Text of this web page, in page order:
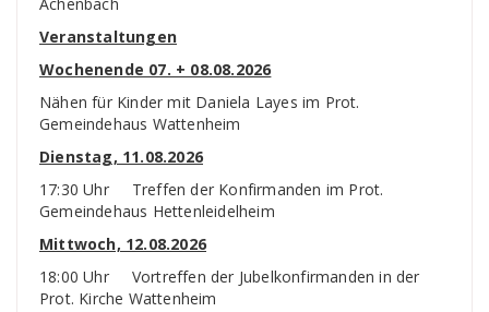
Veranstaltungen
Wochenende 07. + 08.08.2026
Nähen für Kinder mit Daniela Layes im Prot.
Gemeindehaus Wattenheim
Dienstag, 11.08.2026
17:30 Uhr Treffen der Konfirmanden im Prot.
Gemeindehaus Hettenleidelheim
Mittwoch, 12.08.2026
18:00 Uhr Vortreffen der Jubelkonfirmanden in der
Prot. Kirche Wattenheim